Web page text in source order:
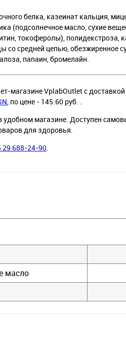
белка, казеинат кальция,
(подсолнечное масло, сухие
токоферолы), полидекстроза,
средней цепью, обезжиренное
папаин, бромелайн.
магазине VplabOutlet с
, по цене - 145.60 руб. .
магазине. Доступен
для здоровья.
29 688-24-90
масло